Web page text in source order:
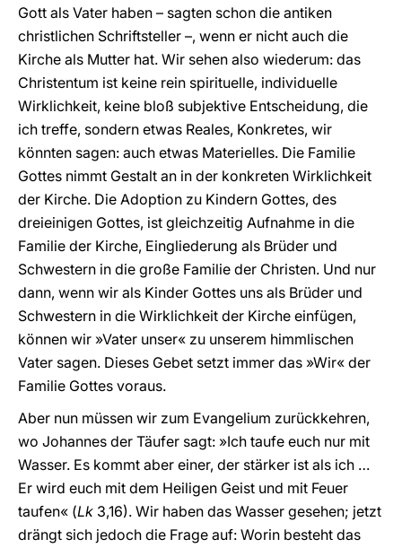
Gott als Vater haben – sagten schon die antiken
christlichen Schriftsteller –, wenn er nicht auch die
Kirche als Mutter hat. Wir sehen also wiederum: das
Christentum ist keine rein spirituelle, individuelle
Wirklichkeit, keine bloß subjektive Entscheidung, die
ich treffe, sondern etwas Reales, Konkretes, wir
könnten sagen: auch etwas Materielles. Die Familie
Gottes nimmt Gestalt an in der konkreten Wirklichkeit
der Kirche. Die Adoption zu Kindern Gottes, des
dreieinigen Gottes, ist gleichzeitig Aufnahme in die
Familie der Kirche, Eingliederung als Brüder und
Schwestern in die große Familie der Christen. Und nur
dann, wenn wir als Kinder Gottes uns als Brüder und
Schwestern in die Wirklichkeit der Kirche einfügen,
können wir »Vater unser« zu unserem himmlischen
Vater sagen. Dieses Gebet setzt immer das »Wir« der
Familie Gottes voraus.
Aber nun müssen wir zum Evangelium zurückkehren,
wo Johannes der Täufer sagt: »Ich taufe euch nur mit
Wasser. Es kommt aber einer, der stärker ist als ich …
Er wird euch mit dem Heiligen Geist und mit Feuer
taufen« (Lk 3,16). Wir haben das Wasser gesehen; jetzt
drängt sich jedoch die Frage auf: Worin besteht das